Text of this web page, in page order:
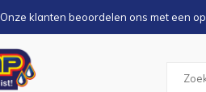
Onze klanten beoordelen ons met een op